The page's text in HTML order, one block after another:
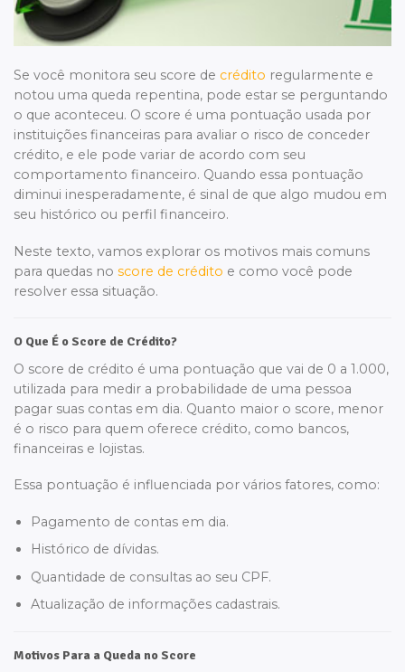
Se você monitora seu score de crédito regularmente e
notou uma queda repentina, pode estar se perguntando
o que aconteceu. O score é uma pontuação usada por
instituições financeiras para avaliar o risco de conceder
crédito, e ele pode variar de acordo com seu
comportamento financeiro. Quando essa pontuação
diminui inesperadamente, é sinal de que algo mudou em
seu histórico ou perfil financeiro.
Neste texto, vamos explorar os motivos mais comuns
para quedas no score de crédito e como você pode
resolver essa situação.
O Que É o Score de Crédito?
O score de crédito é uma pontuação que vai de 0 a 1.000,
utilizada para medir a probabilidade de uma pessoa
pagar suas contas em dia. Quanto maior o score, menor
é o risco para quem oferece crédito, como bancos,
financeiras e lojistas.
Essa pontuação é influenciada por vários fatores, como:
Pagamento de contas em dia.
Histórico de dívidas.
Quantidade de consultas ao seu CPF.
Atualização de informações cadastrais.
Motivos Para a Queda no Score